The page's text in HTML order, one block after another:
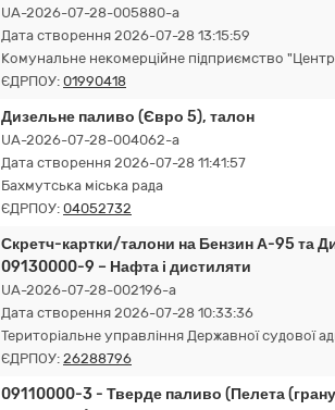
UA-2026-07-28-005880-a
Дата створення 2026-07-28 13:15:59
Комунальне некомерційне підприємство
ЄДРПОУ: 01990418
Дизельне паливо (Євро 5), талон
UA-2026-07-28-004062-a
Дата створення 2026-07-28 11:41:57
Бахмутська міська рада
ЄДРПОУ: 04052732
Скретч-картки/талони на Бензин А-95 та
09130000-9 – Нафта і дистиляти
UA-2026-07-28-002196-a
Дата створення 2026-07-28 10:33:36
Територіальне управління Державної судової
ЄДРПОУ: 26288796
09110000-3 - Тверде паливо (Пелета